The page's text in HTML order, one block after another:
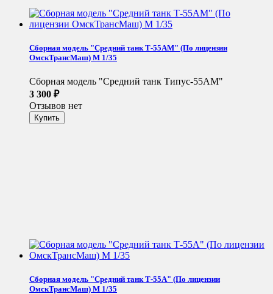
Сборная модель "Средний танк Т-55АМ" (По лицензии
ОмскТрансМаш) М 1/35
Сборная модель "Средний танк Типус-55АМ"
3 300 ₽
Отзывов нет
Сборная модель "Средний танк Т-55А" (По лицензии
ОмскТрансМаш) М 1/35